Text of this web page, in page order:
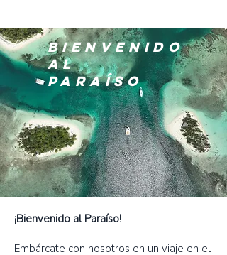
BIENVENIDO
AL
PARAÍSO
¡Bienvenido al Paraíso!
Embárcate con nosotros en un viaje en el